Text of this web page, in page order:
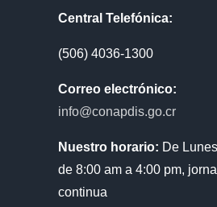
Central Telefónica:
(506) 4036-1300
Correo electrónico:
info@conapdis.go.cr
Nuestro horario: De
de 8:00 am a 4:00 pm,
continua